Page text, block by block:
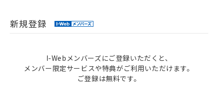
新規登録
I-Webメンバーズにご登録いただくと、
メンバー限定サービスや特典がご利用いただけます。
ご登録は無料です。